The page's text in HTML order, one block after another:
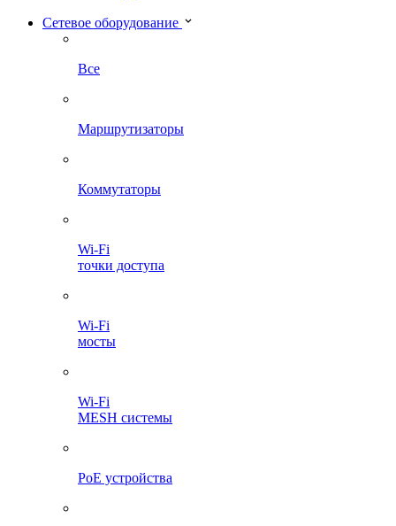
Сетевое оборудование
Все
Маршрутизаторы
Коммутаторы
Wi-Fi
точки доступа
Wi-Fi
мосты
Wi-Fi
MESH системы
PoE устройства